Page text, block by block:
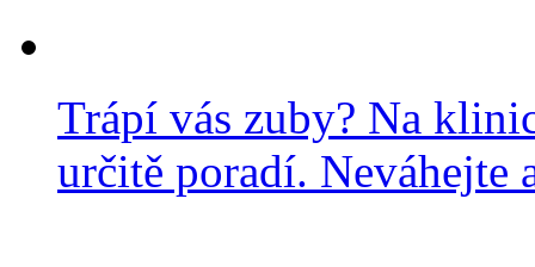
Trápí vás zuby? Na
určitě poradí. Neváhejte